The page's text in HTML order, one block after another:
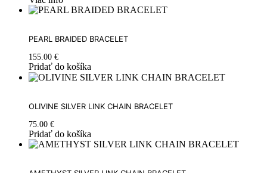
PEARL BRAIDED BRACELET
155.00 €
Pridať do košíka
OLIVINE SILVER LINK CHAIN BRACELET
75.00 €
Pridať do košíka